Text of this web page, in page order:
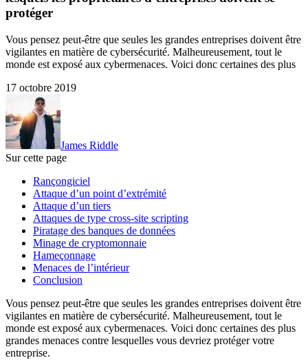
protéger
Vous pensez peut-être que seules les grandes entreprises doivent être
vigilantes en matière de cybersécurité. Malheureusement, tout le
monde est exposé aux cybermenaces. Voici donc certaines des plus
17 octobre 2019
James Riddle
Sur cette page
Rançongiciel
Attaque d’un point d’extrémité
Attaque d’un tiers
Attaques de type cross-site scripting
Piratage des banques de données
Minage de cryptomonnaie
Hameçonnage
Menaces de l’intérieur
Conclusion
Vous pensez peut-être que seules les grandes entreprises doivent être
vigilantes en matière de cybersécurité. Malheureusement, tout le
monde est exposé aux cybermenaces. Voici donc certaines des plus
grandes menaces contre lesquelles vous devriez protéger votre
entreprise.